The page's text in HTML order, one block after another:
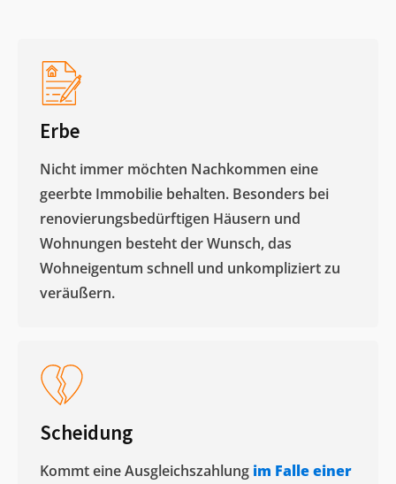
Erbe
Nicht immer möchten Nachkommen eine
geerbte Immobilie behalten. Besonders bei
renovierungsbedürftigen Häusern und
Wohnungen besteht der Wunsch, das
Wohneigentum schnell und unkompliziert zu
veräußern. ​
Scheidung
Kommt eine Ausgleichszahlung im Falle einer